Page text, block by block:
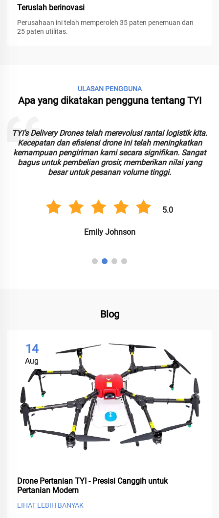
Teruslah berinovasi
Perusahaan ini telah memperoleh 35 paten penemuan dan
25 paten utilitas.
ULASAN PENGGUNA
Apa yang dikatakan pengguna tentang TYI
logistik kita.
Sangat
nilai yang
TYI FPV Drone telah melampaui harapan
kinerja superior dan pengalaman
mendalam. Ideal untuk pengadaan grosir,
kualitas luar biasa dengan harga massal
Blog
14
Aug
Drone Pertanian TYI - Presisi Canggih untuk
Pertanian Modern
LIHAT LEBIH BANYAK